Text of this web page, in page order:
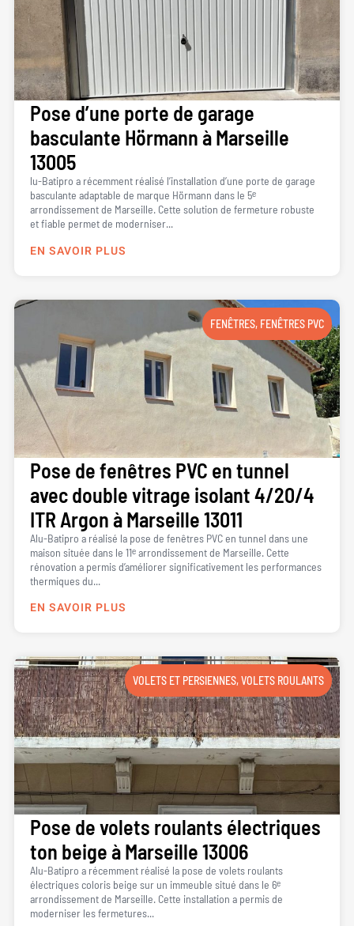
Pose d’une porte de garage
basculante Hörmann à Marseille
13005
lu-Batipro a récemment réalisé l’installation d’une porte de garage
basculante adaptable de marque Hörmann dans le 5ᵉ
arrondissement de Marseille. Cette solution de fermeture robuste
et fiable permet de moderniser...
EN SAVOIR PLUS
FENÊTRES, FENÊTRES PVC
Pose de fenêtres PVC en tunnel
avec double vitrage isolant 4/20/4
ITR Argon à Marseille 13011
Alu-Batipro a réalisé la pose de fenêtres PVC en tunnel dans une
maison située dans le 11ᵉ arrondissement de Marseille. Cette
rénovation a permis d’améliorer significativement les performances
thermiques du...
EN SAVOIR PLUS
VOLETS ET PERSIENNES,VOLETS ROULANTS
Pose de volets roulants électriques
ton beige à Marseille 13006
Alu-Batipro a récemment réalisé la pose de volets roulants
électriques coloris beige sur un immeuble situé dans le 6ᵉ
arrondissement de Marseille. Cette installation a permis de
moderniser les fermetures...